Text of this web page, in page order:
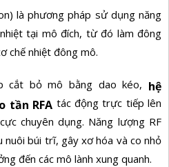
là phương pháp sử dụng năng
tại mô đích, từ đó làm đông
chế nhiệt đông mô.
cắt bỏ mô bằng dao kéo, hệ
tần RFA tác động trực tiếp lên
chuyên dụng. Năng lượng RF
nuôi búi trĩ, gây xơ hóa và co nhỏ
đến các mô lành xung quanh.